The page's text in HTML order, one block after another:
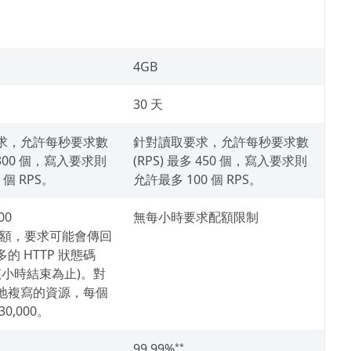
4GB
30 天
，允許每秒要求數
個，寫入要求則
RPS。
針對讀取要求，允許每秒要求數
(RPS) 最多 450 個，寫入要求則
允許最多 100 個 RPS。
，要求可能會傳回
的 HTTP 狀態碼
時結束為止)。對
複寫的資源，每個
。
無每小時要求配額限制
**